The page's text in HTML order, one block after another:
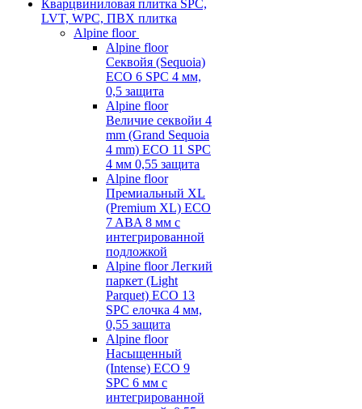
Кварцвиниловая плитка SPC,
LVT, WPC, ПВХ плитка
Alpine floor
Alpine floor
Секвойя (Sequoia)
ECO 6 SPC 4 мм,
0,5 защита
Alpine floor
Величие секвойи 4
mm (Grand Sequoia
4 mm) ECO 11 SPC
4 мм 0,55 защита
Alpine floor
Премиальный XL
(Premium XL) ECO
7 ABA 8 мм с
интегрированной
подложкой
Alpine floor Легкий
паркет (Light
Parquet) ECO 13
SPC елочка 4 мм,
0,55 защита
Alpine floor
Насыщенный
(Intense) ECO 9
SPC 6 мм с
интегрированной